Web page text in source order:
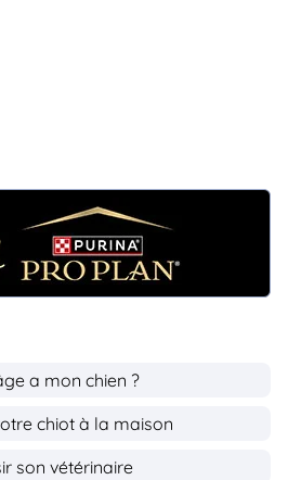
a mon chien ?
chiot à la maison
son vétérinaire